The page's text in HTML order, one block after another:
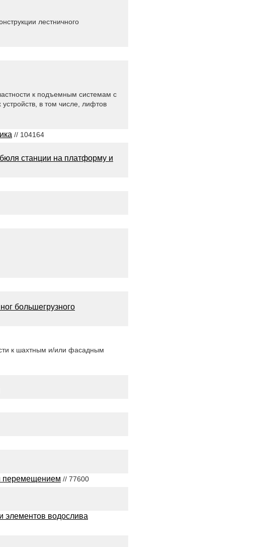
лестничного
к подъемным системам с
в том числе, лифтов
// 104164
станции на платформу и
большегрузного
к шахтным и/или фасадным
перемещением // 77600
элементов водослива